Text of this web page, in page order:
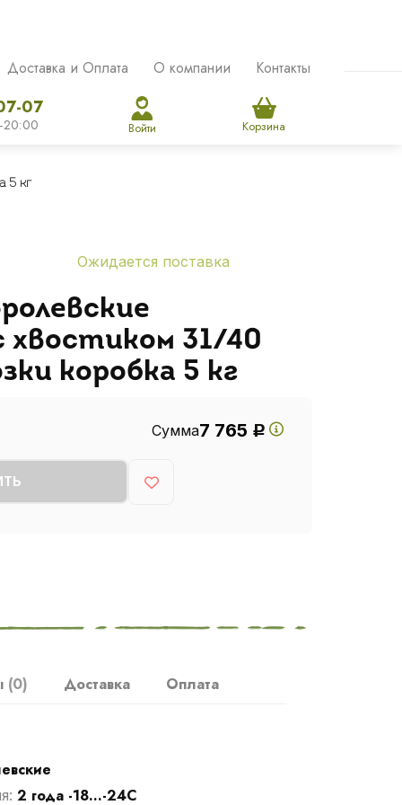
Доставка и Оплата О компании Контакты
07
20:00 Войти Корзина
5 кг
Ожидается поставка
хвостиком 31/40
коробка 5 кг
Сумма7 765 Р
(0) Доставка Оплата
2 года -18...-24С